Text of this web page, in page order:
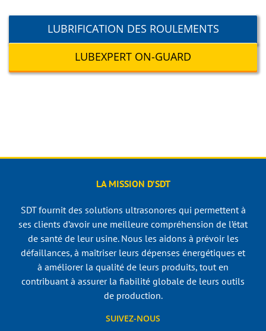
LUBRIFICATION DES ROULEMENTS
LUBEXPERT ON-GUARD
LA MISSION D’SDT
SDT fournit des solutions ultrasonores qui permettent à
ses clients d’avoir une meilleure compréhension de l’état
de santé de leur usine. Nous les aidons à prévoir les
défaillances, à maîtriser leurs dépenses énergétiques et
à améliorer la qualité de leurs produits, tout en
contribuant à assurer la fiabilité globale de leurs outils
de production.
SUIVEZ-NOUS